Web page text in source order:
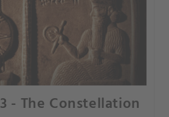
- The Constellation